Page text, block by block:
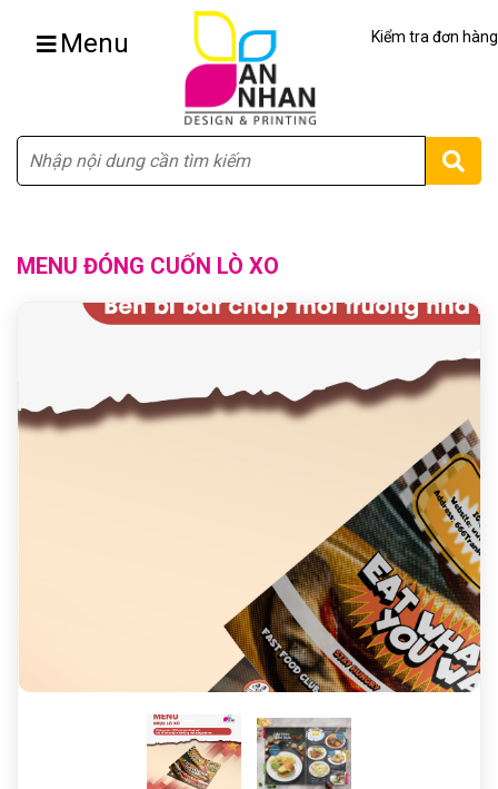
Menu Kiểm tra đơn hàng
MENU ĐÓNG CUỐN LÒ XO